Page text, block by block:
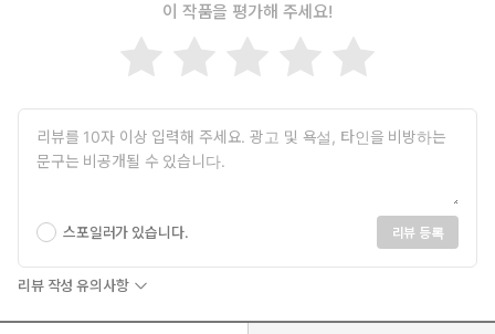
이 작품을 평가해 주세요!
스포일러가 있습니다. 리뷰 등록
리뷰 작성 유의사항